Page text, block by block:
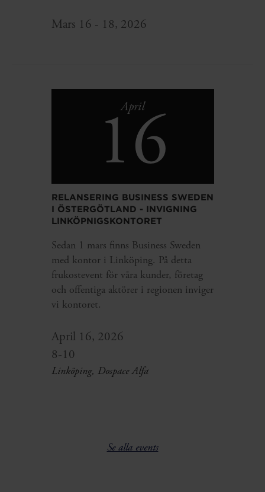
Mars 16 - 18, 2026
April
16
RELANSERING BUSINESS SWEDEN
I ÖSTERGÖTLAND - INVIGNING
LINKÖPNIGSKONTORET
Sedan 1 mars finns Business Sweden
med kontor i Linköping. På detta
frukostevent för våra kunder, företag
och offentiga aktörer i regionen inviger
vi kontoret.
April 16, 2026
8-10
Linköping, Dospace Alfa
Se alla events